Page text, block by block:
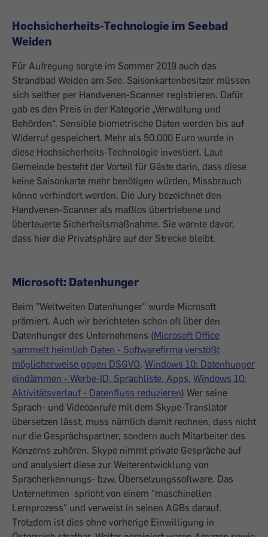
Hochsicherheits-Technologie im Seebad
Weiden
Für Aufregung sorgte im Sommer 2019 auch das
Strandbad Weiden am See. Saisonkartenbesitzer müssen
sich seither per Handvenen-Scanner registrieren. Dafür
gab es den Preis in der Kategorie „Verwaltung und
Behörden“. Sensible biometrische Daten werden bis auf
Widerruf gespeichert. Mehr als 50.000 Euro wurde in
diese Hochsicherheits-Technologie investiert. Laut
Gemeinde besteht der Vorteil für Gäste darin, dass diese
keine Saisonkarte mehr benötigen würden, Missbrauch
könne verhindert werden. Die Jury bezeichnet den
Handvenen-Scanner als maßlos übertriebene und
überteuerte Sicherheitsmaßnahme. Sie warnte davor,
dass hier die Privatsphäre auf der Strecke bleibt.
Microsoft: Datenhunger
Beim "Weltweiten Datenhunger" wurde Microsoft
prämiert. Auch wir berichteten schon oft über den
Datenhunger des Unternehmens (Microsoft Office
sammelt heimlich Daten - Softwarefirma verstößt
möglicherweise gegen DSGVO, Windows 10: Datenhunger
eindämmen - Werbe-ID, Sprachliste, Apps, Windows 10:
Aktivitätsverlauf - Datenfluss reduzieren) Wer seine
Sprach- und Videoanrufe mit dem Skype-Translator
übersetzen lässt, muss nämlich damit rechnen, dass nicht
nur die Gesprächspartner, sondern auch Mitarbeiter des
Konzerns zuhören. Skype nimmt private Gespräche auf
und analysiert diese zur Weiterentwicklung von
Spracherkennungs- bzw. Übersetzungssoftware. Das
Unternehmen spricht von einem "maschinellen
Lernprozess" und verweist in seinen AGBs darauf.
Trotzdem ist dies ohne vorherige Einwilligung in